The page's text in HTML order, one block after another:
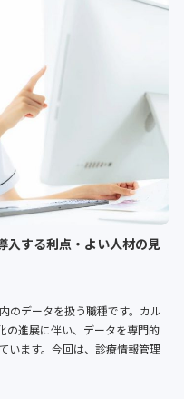
入する利点・よい人材の見
のデータを扱う職種です。カル
の進展に伴い、データを専門的
います。今回は、診療情報管理